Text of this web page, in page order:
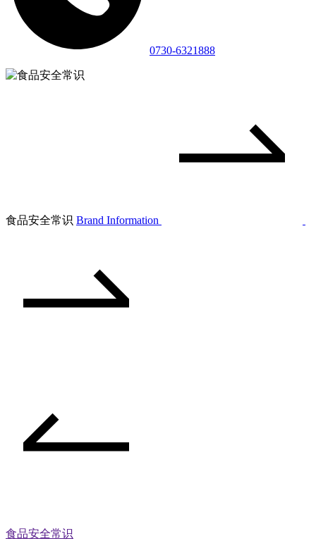
0730-6321888
食品安全常识 Brand Information
食品安全常识